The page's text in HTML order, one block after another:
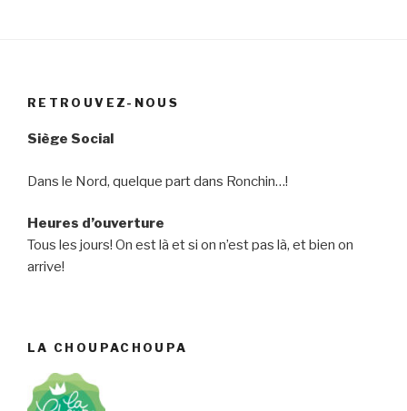
RETROUVEZ-NOUS
Siège Social
Dans le Nord, quelque part dans Ronchin…!
Heures d’ouverture
Tous les jours! On est là et si on n’est pas là, et bien on
arrive!
LA CHOUPACHOUPA